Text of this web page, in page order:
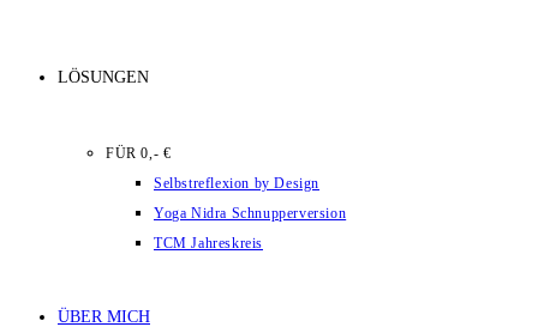
LÖSUNGEN
FÜR 0,- €
Selbstreflexion by Design
Yoga Nidra Schnupperversion
TCM Jahreskreis
ÜBER MICH